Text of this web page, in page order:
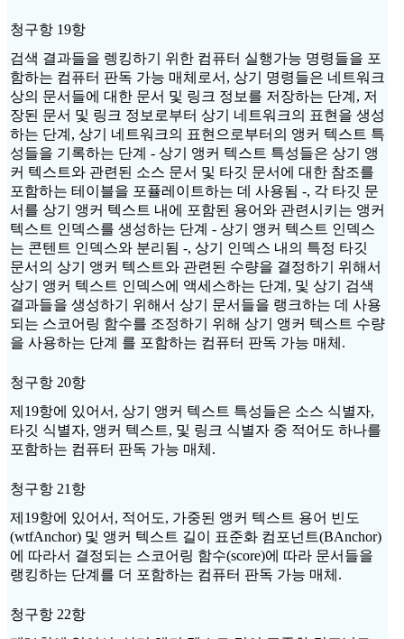
청구항 19항
검색 결과들을 렝킹하기 위한 컴퓨터 실행가능 명령들을 포
함하는 컴퓨터 판독 가능 매체로서, 상기 명령들은 네트워크
상의 문서들에 대한 문서 및 링크 정보를 저장하는 단계, 저
장된 문서 및 링크 정보로부터 상기 네트워크의 표현을 생성
하는 단계, 상기 네트워크의 표현으로부터의 앵커 텍스트 특
성들을 기록하는 단계 - 상기 앵커 텍스트 특성들은 상기 앵
커 텍스트와 관련된 소스 문서 및 타깃 문서에 대한 참조를
포함하는 테이블을 포퓰레이트하는 데 사용됨 -, 각 타깃 문
서를 상기 앵커 텍스트 내에 포함된 용어와 관련시키는 앵커
텍스트 인덱스를 생성하는 단계 - 상기 앵커 텍스트 인덱스
는 콘텐트 인덱스와 분리됨 -, 상기 인덱스 내의 특정 타깃
문서의 상기 앵커 텍스트와 관련된 수량을 결정하기 위해서
상기 앵커 텍스트 인덱스에 액세스하는 단계, 및 상기 검색
결과들을 생성하기 위해서 상기 문서들을 랭크하는 데 사용
되는 스코어링 함수를 조정하기 위해 상기 앵커 텍스트 수량
을 사용하는 단계 를 포함하는 컴퓨터 판독 가능 매체.
청구항 20항
제19항에 있어서, 상기 앵커 텍스트 특성들은 소스 식별자,
타깃 식별자, 앵커 텍스트, 및 링크 식별자 중 적어도 하나를
포함하는 컴퓨터 판독 가능 매체.
청구항 21항
제19항에 있어서, 적어도, 가중된 앵커 텍스트 용어 빈도
(wtfAnchor) 및 앵커 텍스트 길이 표준화 컴포넌트(BAnchor)
에 따라서 결정되는 스코어링 함수(score)에 따라 문서들을
랭킹하는 단계를 더 포함하는 컴퓨터 판독 가능 매체.
청구항 22항